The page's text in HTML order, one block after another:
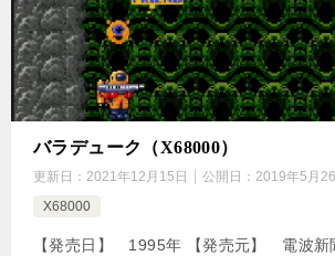
バラデューク（X68000）
更新日： 2021年12月15日 公開日： 2019年5月
X68000
【発売日】 1995年 【発売元】 電波